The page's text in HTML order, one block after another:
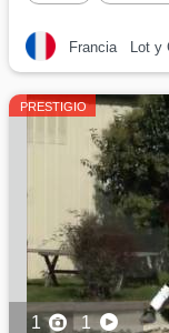
Francia Lot y
PRESTIGIO
1 1